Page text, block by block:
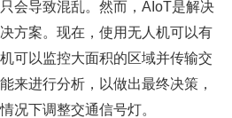
会导致混乱。然而，AIoT是解决
方案。现在，使用无人机可以有
可以监控大面积的区域并传输交
来进行分析，以做出最终决策，
况下调整交通信号灯。